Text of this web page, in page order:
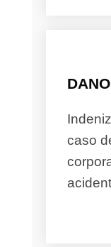
caso